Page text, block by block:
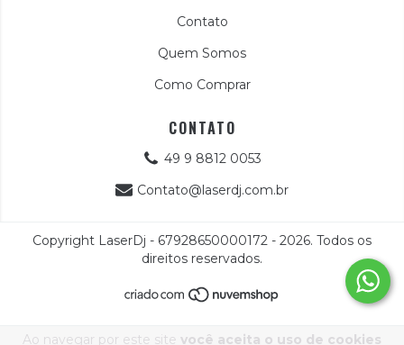
Ao navegar por este site você aceita o uso de cookies
Contato
Quem Somos
Como Comprar
CONTATO
49 9 8812 0053
Contato@laserdj.com.br
Copyright LaserDj - 67928650000172 - 2026. Todos os
direitos reservados.